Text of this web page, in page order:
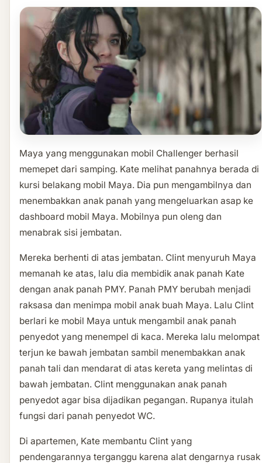
Maya yang menggunakan mobil Challenger berhasil
memepet dari samping. Kate melihat panahnya berada di
kursi belakang mobil Maya. Dia pun mengambilnya dan
menembakkan anak panah yang mengeluarkan asap ke
dashboard mobil Maya. Mobilnya pun oleng dan
menabrak sisi jembatan.
Mereka berhenti di atas jembatan. Clint menyuruh Maya
memanah ke atas, lalu dia membidik anak panah Kate
dengan anak panah PMY. Panah PMY berubah menjadi
raksasa dan menimpa mobil anak buah Maya. Lalu Clint
berlari ke mobil Maya untuk mengambil anak panah
penyedot yang menempel di kaca. Mereka lalu melompat
terjun ke bawah jembatan sambil menembakkan anak
panah tali dan mendarat di atas kereta yang melintas di
bawah jembatan. Clint menggunakan anak panah
penyedot agar bisa dijadikan pegangan. Rupanya itulah
fungsi dari panah penyedot WC.
Di apartemen, Kate membantu Clint yang
pendengarannya terganggu karena alat dengarnya rusak